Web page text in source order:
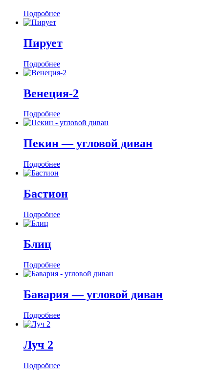
Подробнее
Пирует
Подробнее
Венеция-2
Подробнее
Пекин — угловой диван
Подробнее
Бастион
Подробнее
Блиц
Подробнее
Бавария — угловой диван
Подробнее
Луч 2
Подробнее